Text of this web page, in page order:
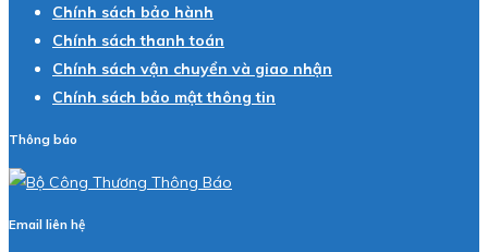
Chính sách bảo hành
Chính sách thanh toán
Chính sách vận chuyển và giao nhận
Chính sách bảo mật thông tin
Thông báo
Email liên hệ